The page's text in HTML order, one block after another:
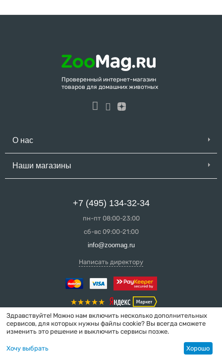
Проверенный интернет-магазин
товаров для домашних животных
О нас
Наши магазины
+7 (495) 134-32-34
пн-пт 08:00-23:00
сб-вс 09:00-21:00
info@zoomag.ru
Написать директору
Интернет-магазин сделан в вебстудии
MakeShop.pro
Здравствуйте! Можно нам включить несколько дополнительных
сервисов, для которых нужны файлы cookie? Вы всегда сможете
изменить это решение и выключить сервисы позже.
Хочу выбрать Хорошо